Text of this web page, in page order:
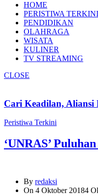
HOME
PERISTIWA TERKINI
PENDIDIKAN
OLAHRAGA
WISATA
KULINER
TV STREAMING
CLOSE
Cari Keadilan,
Peristiwa Terkini
‘UNRAS’
By redaksi
On 4 Oktober 20184